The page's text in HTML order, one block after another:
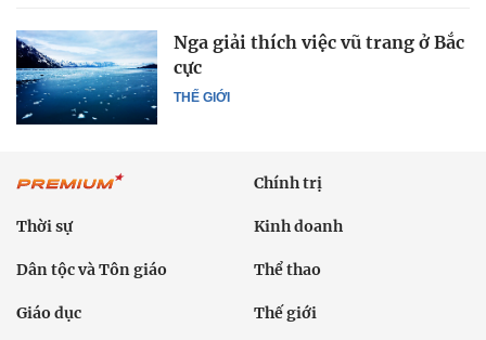
THẾ GIỚI
Nga giải thích việc vũ trang ở Bắc
cực
Chính trị
Thời sự Kinh doanh
Dân tộc và Tôn giáo Thể thao
Giáo dục Thế giới